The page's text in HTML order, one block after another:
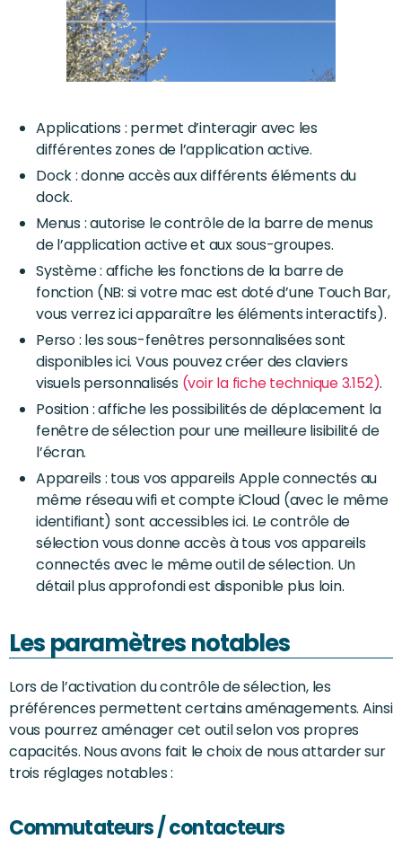
Applications : permet d’interagir avec les
différentes zones de l’application active.
Dock : donne accès aux différents éléments du
dock.
Menus : autorise le contrôle de la barre de menus
de l’application active et aux sous-groupes.
Système : affiche les fonctions de la barre de
fonction (NB: si votre mac est doté d’une Touch Bar,
vous verrez ici apparaître les éléments interactifs).
Perso : les sous-fenêtres personnalisées sont
disponibles ici. Vous pouvez créer des claviers
visuels personnalisés (voir la fiche technique 3.152).
Position : affiche les possibilités de déplacement la
fenêtre de sélection pour une meilleure lisibilité de
l’écran.
Appareils : tous vos appareils Apple connectés au
même réseau wifi et compte iCloud (avec le même
identifiant) sont accessibles ici. Le contrôle de
sélection vous donne accès à tous vos appareils
connectés avec le même outil de sélection. Un
détail plus approfondi est disponible plus loin.
Les paramètres notables
Lors de l’activation du contrôle de sélection, les
préférences permettent certains aménagements. Ainsi
vous pourrez aménager cet outil selon vos propres
capacités. Nous avons fait le choix de nous attarder sur
trois réglages notables :
Commutateurs / contacteurs